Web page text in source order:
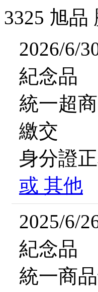
3325 旭品
2026/6/
紀念品
統一超
繳交
身分證
或 其他
2025/6/
紀念品
統一商